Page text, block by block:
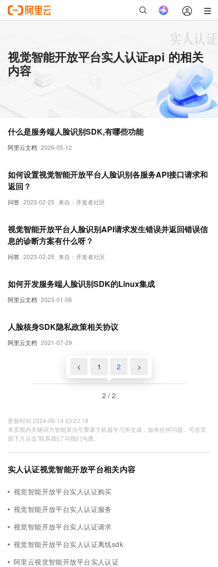
视觉智能开放平台实人认证api 的相关
内容
阿里云文档 2026-05-12
什么是服务端人脸识别SDK,有哪些功能
问答 2023-02-25 来自：开发者社区
如何设置视觉智能开放平台人脸识别各服务API接口请求和
返回？
问答 2023-02-25 来自：开发者社区
视觉智能开放平台人脸识别API请求发生错误并返回错误信
息的诊断方案有什么呀？
阿里云文档 2023-01-06
如何开发服务端人脸识别SDK的Linux集成
阿里云文档 2021-07-29
人脸核身SDK隐私政策相关协议
< 1 2 >
2 / 2
更新时间 2024-06-14 03:22:18
本页面内关键词为智能算法引擎基于机器学习所生成，如有任何问题，可在页
面下方点击"联系我们"与我们沟通。
实人认证视觉智能开放平台相关内容
视觉智能开放平台实人认证购买
视觉智能开放平台实人认证服务
视觉智能开放平台实人认证请求
视觉智能开放平台实人认证离线sdk
阿里云视觉智能开放平台实人认证